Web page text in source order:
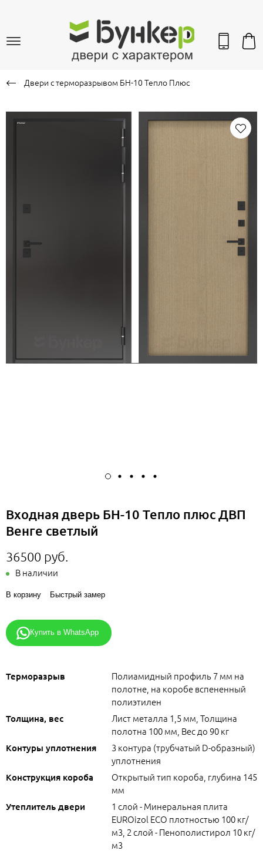
Двери с терморазрывом БН-10 Тепло Плюс
Входная дверь БН-10 Тепло плюс ДВП
Венге светлый
36500 руб.
В наличии
В корзину Быстрый замер
Купить в WhatsApp
Терморазрыв
Полиамидный профиль 7 мм на
полотне, на коробе вспененный
полиэтилен
Толщина, вес
Лист металла 1,5 мм, Толщина
полотна 100 мм, Вес до 90 кг
Контуры уплотнения
3 контура (трубчатый D-образный)
уплотнения
Конструкция короба
Открытый тип короба, глубина 145
мм
Утеплитель двери
1 слой - Минеральная плита
EUROizol ECO плотностью 100 кг/
м3, 2 слой - Пенополистирол 10 кг/
м3